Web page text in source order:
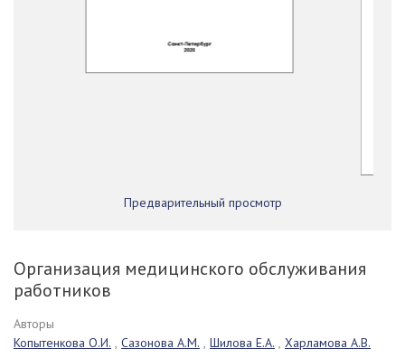
Предварительный просмотр
Организация медицинского обслуживания
работников
Авторы
Копытенкова О.И. , Сазонова А.М. , Шилова Е.А. , Харламова А.В.